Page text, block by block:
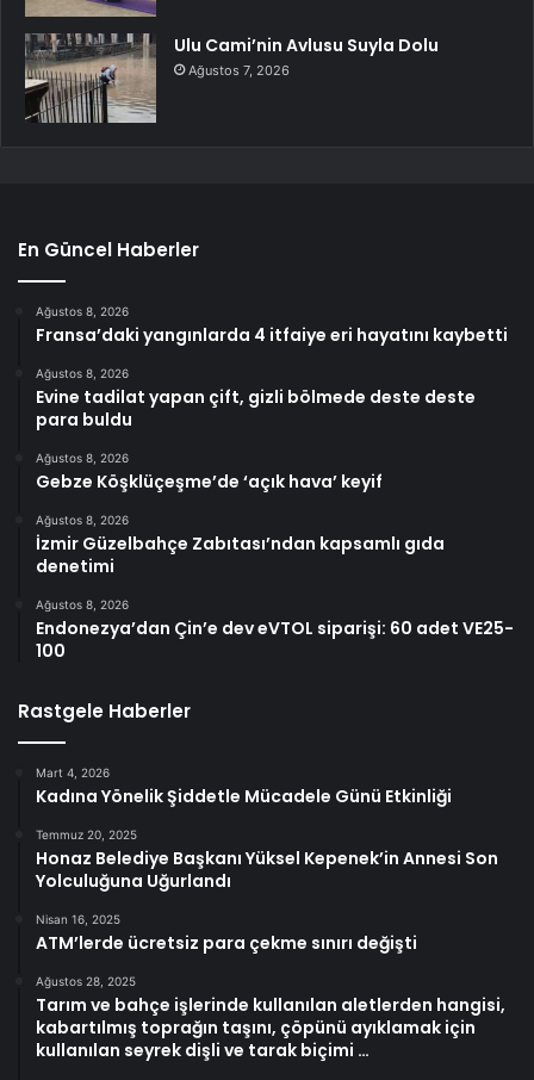
Ulu Cami’nin Avlusu Suyla Dolu
Ağustos 7, 2026
En Güncel Haberler
Ağustos 8, 2026
Fransa’daki yangınlarda 4 itfaiye eri hayatını kaybetti
Ağustos 8, 2026
Evine tadilat yapan çift, gizli bölmede deste deste
para buldu
Ağustos 8, 2026
Gebze Köşklüçeşme’de ‘açık hava’ keyif
Ağustos 8, 2026
İzmir Güzelbahçe Zabıtası’ndan kapsamlı gıda
denetimi
Ağustos 8, 2026
Endonezya’dan Çin’e dev eVTOL siparişi: 60 adet VE25-
100
Rastgele Haberler
Mart 4, 2026
Kadına Yönelik Şiddetle Mücadele Günü Etkinliği
Temmuz 20, 2025
Honaz Belediye Başkanı Yüksel Kepenek’in Annesi Son
Yolculuğuna Uğurlandı
Nisan 16, 2025
ATM’lerde ücretsiz para çekme sınırı değişti
Ağustos 28, 2025
Tarım ve bahçe işlerinde kullanılan aletlerden hangisi,
kabartılmış toprağın taşını, çöpünü ayıklamak için
kullanılan seyrek dişli ve tarak biçimi …